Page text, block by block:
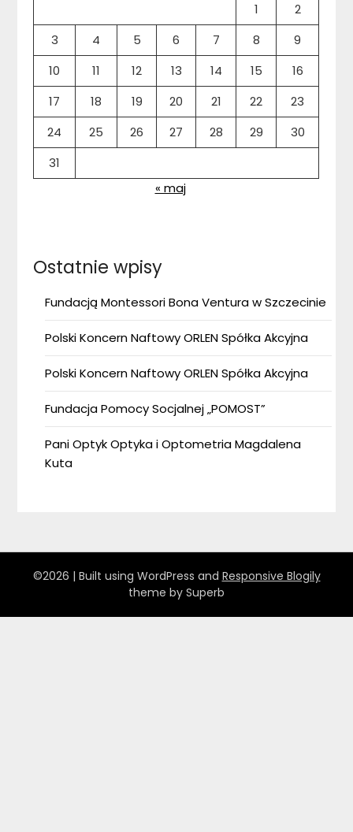
1
2
3
4 5 6 7 8
9
10
11 12 13 14 15
16
17
18 19 20 21 22
23
24
25 26 27 28 29
30
31
« maj
Ostatnie wpisy
Fundacją Montessori Bona Ventura w Szczecinie
Polski Koncern Naftowy ORLEN Spółka Akcyjna
Polski Koncern Naftowy ORLEN Spółka Akcyjna
Fundacja Pomocy Socjalnej „POMOST”
Pani Optyk Optyka i Optometria Magdalena
Kuta
©2026 | Built using WordPress and Responsive Blogily
theme by Superb